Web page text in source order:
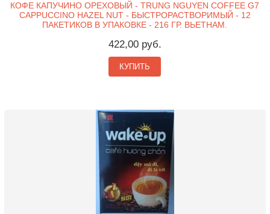
КОФЕ КАПУЧИНО ОРЕХОВЫЙ - TRUNG NGUYEN COFFEE G7
CAPPUCCINO HAZEL NUT - БЫСТРОРАСТВОРИМЫЙ - 12
ПАКЕТИКОВ В УПАКОВКЕ - 216 ГР. ВЬЕТНАМ.
422,00 руб.
КУПИТЬ